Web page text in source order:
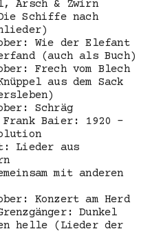
Arsch & Zwirn
Schiffe nach
Wie der Elefant
(auch als Buch)
Frech vom Blech
aus dem Sack
Schräg
Frank Baier: 1920 –
Lieder aus
mit anderen
Konzert am Herd
Dunkel
helle (Lieder der